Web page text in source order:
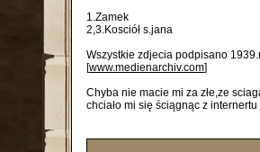
1.Zamek
2,3.Kosciół s.jana
Wszystkie zdjecia podpisano
[www.medienarchiv.com]
Chyba nie macie mi za złe,ze
chciało mi się ściągnąc z